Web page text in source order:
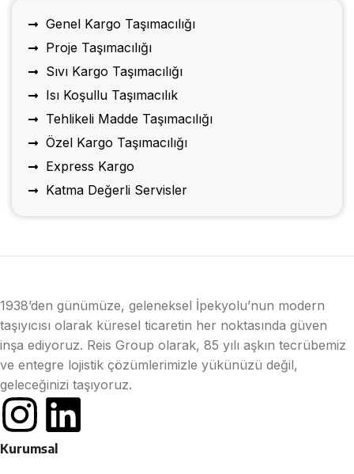
Genel Kargo Taşımacılığı
Proje Taşımacılığı
Sıvı Kargo Taşımacılığı
Isı Koşullu Taşımacılık
Tehlikeli Madde Taşımacılığı
Özel Kargo Taşımacılığı
Express Kargo
Katma Değerli Servisler
1938’den günümüze, geleneksel İpekyolu’nun modern
taşıyıcısı olarak küresel ticaretin her noktasında güven
inşa ediyoruz. Reis Group olarak, 85 yılı aşkın tecrübemiz
ve entegre lojistik çözümlerimizle yükünüzü değil,
geleceğinizi taşıyoruz.
Kurumsal